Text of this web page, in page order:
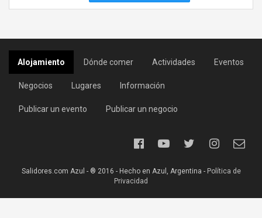
Alojamiento Dónde comer Actividades Eventos
Negocios Lugares Información
Publicar un evento Publicar un negocio
Salidores.com Azul - ® 2016 - Hecho en Azul, Argentina - Política de
Privacidad